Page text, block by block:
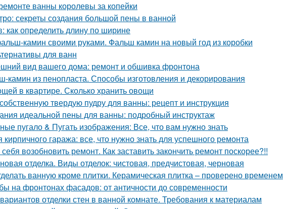
ванны королевы за копейки
секреты создания большой пены в ванной
как определить длину по ширине
камин своими руками. Фальш камин на новый год из коробки
для ванн
вид вашего дома: ремонт и обшивка фронтона
из пенопласта. Способы изготовления и декорирования
в квартире. Сколько хранить овощи
твердую пудру для ванны: рецепт и инструкция
идеальной пены для ванны: подробный инструктаж
пугало & Пугать изображения: Все, что вам нужно знать
гаража: все, что нужно знать для успешного ремонта
себя возобновить ремонт. Как заставить закончить ремонт поскорее?!!
отделка. Виды отделок: чистовая, предчистовая, черновая
ванную кроме плитки. Керамическая плитка – проверено временем
на фронтонах фасадов: от античности до современности
отделки стен в ванной комнате. Требования к материалам